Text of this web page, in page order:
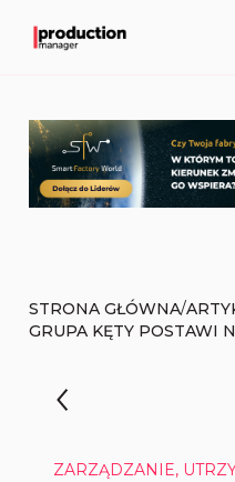
STRONA GŁÓWNA/
GRUPA KĘTY POSTAWI
ZARZĄDZANIE,